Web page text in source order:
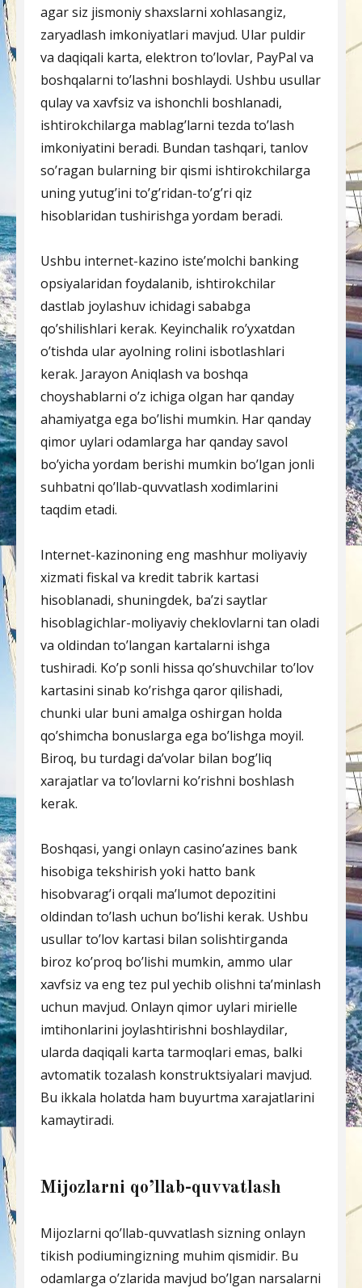
agar siz jismoniy shaxslarni xohlasangiz,
zaryadlash imkoniyatlari mavjud. Ular puldir
va daqiqali karta, elektron to’lovlar, PayPal va
boshqalarni to’lashni boshlaydi. Ushbu usullar
qulay va xavfsiz va ishonchli boshlanadi,
ishtirokchilarga mablag’larni tezda to’lash
imkoniyatini beradi. Bundan tashqari, tanlov
so’ragan bularning bir qismi ishtirokchilarga
uning yutug’ini to’g’ridan-to’g’ri qiz
hisoblaridan tushirishga yordam beradi.
Ushbu internet-kazino iste’molchi banking
opsiyalaridan foydalanib, ishtirokchilar
dastlab joylashuv ichidagi sababga
qo’shilishlari kerak. Keyinchalik ro’yxatdan
o’tishda ular ayolning rolini isbotlashlari
kerak. Jarayon Aniqlash va boshqa
choyshablarni o’z ichiga olgan har qanday
ahamiyatga ega bo’lishi mumkin. Har qanday
qimor uylari odamlarga har qanday savol
bo’yicha yordam berishi mumkin bo’lgan jonli
suhbatni qo’llab-quvvatlash xodimlarini
taqdim etadi.
Internet-kazinoning eng mashhur moliyaviy
xizmati fiskal va kredit tabrik kartasi
hisoblanadi, shuningdek, ba’zi saytlar
hisoblagichlar-moliyaviy cheklovlarni tan oladi
va oldindan to’langan kartalarni ishga
tushiradi. Ko’p sonli hissa qo’shuvchilar to’lov
kartasini sinab ko’rishga qaror qilishadi,
chunki ular buni amalga oshirgan holda
qo’shimcha bonuslarga ega bo’lishga moyil.
Biroq, bu turdagi da’volar bilan bog’liq
xarajatlar va to’lovlarni ko’rishni boshlash
kerak.
Boshqasi, yangi onlayn casino’azines bank
hisobiga tekshirish yoki hatto bank
hisobvarag’i orqali ma’lumot depozitini
oldindan to’lash uchun bo’lishi kerak. Ushbu
usullar to’lov kartasi bilan solishtirganda
biroz ko’proq bo’lishi mumkin, ammo ular
xavfsiz va eng tez pul yechib olishni ta’minlash
uchun mavjud. Onlayn qimor uylari mirielle
imtihonlarini joylashtirishni boshlaydilar,
ularda daqiqali karta tarmoqlari emas, balki
avtomatik tozalash konstruktsiyalari mavjud.
Bu ikkala holatda ham buyurtma xarajatlarini
kamaytiradi.
Mijozlarni qo’llab-quvvatlash
Mijozlarni qo’llab-quvvatlash sizning onlayn
tikish podiumingizning muhim qismidir. Bu
odamlarga o’zlarida mavjud bo’lgan narsalarni